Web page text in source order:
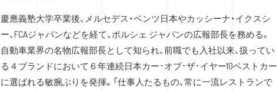
慶應義塾大学卒業後、メルセデス・ベンツ日本やカッシーナ・イクスシ
ー、FCAジャパンなどを経て、ポルシェ ジャパンの広報部長を務める。
自動車業界の名物広報部長として知られ、前職でも入社以来、扱ってい
る４ブランドにおいて６年連続日本カー･オブ･ザ･イヤー10ベストカー
に選ばれる敏腕ぶりを発揮。「仕事人たるもの、常に一流レストランで